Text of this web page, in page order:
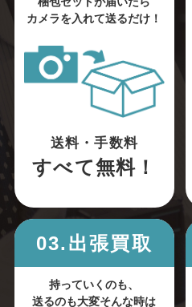
カメラを入れて送るだけ！
送料・手数料
すべて無料！
03.出張買取
持っていくのも、
送るのも大変そんな時は